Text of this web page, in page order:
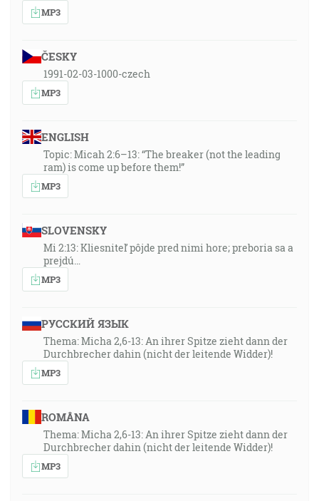
MP3
ČESKY
1991-02-03-1000-czech
MP3
ENGLISH
Topic: Micah 2:6–13: “The breaker (not the leading
ram) is come up before them!”
MP3
SLOVENSKY
Mi 2:13: Kliesniteľ pôjde pred nimi hore; preboria sa a
prejdú…
MP3
РУССКИЙ ЯЗЫК
Thema: Micha 2,6-13: An ihrer Spitze zieht dann der
Durchbrecher dahin (nicht der leitende Widder)!
MP3
ROMÂNA
Thema: Micha 2,6-13: An ihrer Spitze zieht dann der
Durchbrecher dahin (nicht der leitende Widder)!
MP3